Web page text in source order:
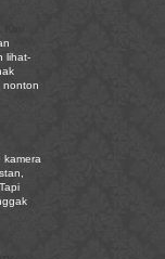
lihat-
nonton
kamera